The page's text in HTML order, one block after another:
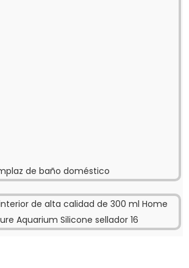
de baño doméstico